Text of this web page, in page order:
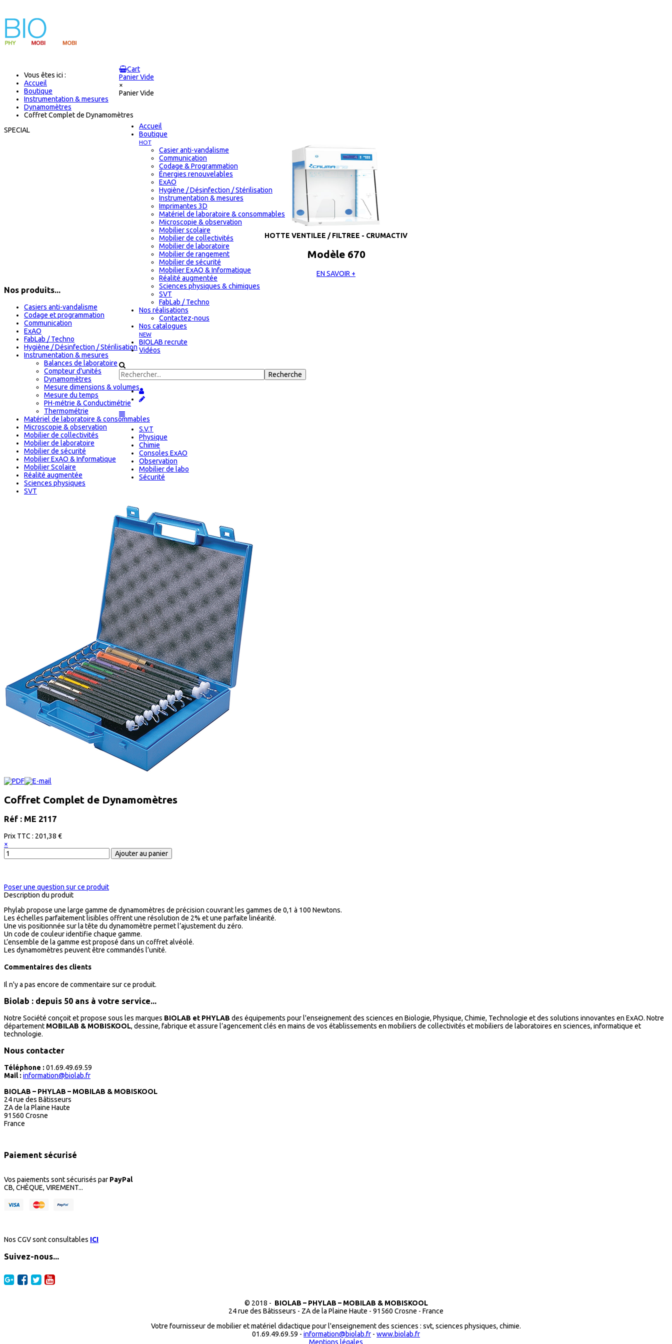
Cart
Panier Vide
×
Panier Vide
Accueil
Boutique
HOT
Casier anti-vandalisme
Communication
Codage & Programmation
Énergies renouvelables
ExAO
Hygiène / Désinfection / Stérilisation
Instrumentation & mesures
Imprimantes 3D
Matériel de laboratoire & consommables
Microscopie & observation
Mobilier scolaire
Mobilier de collectivités
Mobilier de laboratoire
Mobilier de rangement
Mobilier de sécurité
Mobilier ExAO & Informatique
Réalité augmentée
Sciences physiques & chimiques
SVT
FabLab / Techno
Nos réalisations
Contactez-nous
Nos catalogues
NEW
BIOLAB recrute
Vidéos
S.V.T
Physique
Chimie
Consoles ExAO
Observation
Mobilier de labo
Sécurité
Vous êtes ici :
Accueil
Boutique
Instrumentation & mesures
Dynamomètres
Coffret Complet de Dynamomètres
SPECIAL
HOTTE VENTILEE / FILTREE - CRUMACTIV
Modèle 670
EN SAVOIR +
Nos produits...
Casiers anti-vandalisme
Codage et programmation
Communication
ExAO
FabLab / Techno
Hygiène / Désinfection / Stérilisation
Instrumentation & mesures
Balances de laboratoire
Compteur d'unités
Dynamomètres
Mesure dimensions & volumes
Mesure du temps
PH-métrie & Conductimétrie
Thermométrie
Matériel de laboratoire & consommables
Microscopie & observation
Mobilier de collectivités
Mobilier de laboratoire
Mobilier de sécurité
Mobilier ExAO & Informatique
Mobilier Scolaire
Réalité augmentée
Sciences physiques
SVT
Coffret Complet de Dynamomètres
Réf : ME 2117
Prix ​​TTC : 201,38 €
×
Poser une question sur ce produit
Description du produit
Phylab propose une large gamme de dynamomètres de précision couvrant les gammes de 0,1 à 100 Newtons.
Les échelles parfaitement lisibles offrent une résolution de 2% et une parfaite linéarité.
Une vis positionnée sur la tête du dynamomètre permet l’ajustement du zéro.
Un code de couleur identifie chaque gamme.
L’ensemble de la gamme est proposé dans un coffret alvéolé.
Les dynamomètres peuvent être commandés l’unité.
Commentaires des clients
Il n'y a pas encore de commentaire sur ce produit.
Biolab : depuis 50 ans à votre service...
Notre Société conçoit et propose sous les marques BIOLAB et PHYLAB des équipements pour l'enseignement des sciences en Biologie, Physique, Chimie, Technologie et des solutions innovantes en ExAO. Notre
département MOBILAB & MOBISKOOL, dessine, fabrique et assure l’agencement clés en mains de vos établissements en mobiliers de collectivités et mobiliers de laboratoires en sciences, informatique et
technologie.
Nous contacter
Téléphone : 01.69.49.69.59
Mail : information@biolab.fr
BIOLAB – PHYLAB – MOBILAB & MOBISKOOL
24 rue des Bâtisseurs
ZA de la Plaine Haute
91560 Crosne
France
Paiement sécurisé
Vos paiements sont sécurisés par PayPal
CB, CHÈQUE, VIREMENT...
Nos CGV sont consultables ICI
Suivez-nous...
© 2018 - BIOLAB – PHYLAB – MOBILAB & MOBISKOOL
24 rue des Bâtisseurs - ZA de la Plaine Haute - 91560 Crosne - France
Votre fournisseur de mobilier et matériel didactique pour l'enseignement des sciences : svt, sciences physiques, chimie.
01.69.49.69.59 - information@biolab.fr - www.biolab.fr
Mentions légales